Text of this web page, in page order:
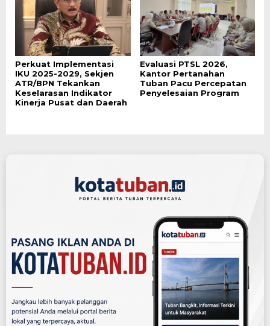
Perkuat Implementasi
IKU 2025-2029, Sekjen
ATR/BPN Tekankan
Keselarasan Indikator
Kinerja Pusat dan Daerah
Evaluasi PTSL 2026,
Kantor Pertanahan
Tuban Pacu Percepatan
Penyelesaian Program